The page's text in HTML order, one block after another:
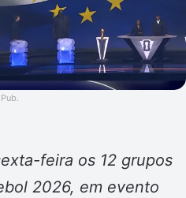
Pub.
feira os 12 grupos
2026, em evento